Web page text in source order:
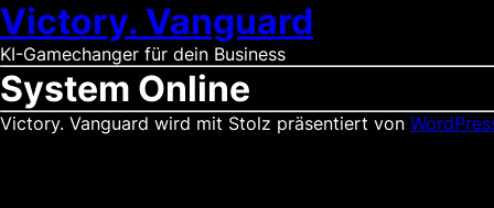
Victory. Vanguard
KI-Gamechanger für dein Business
System Online
Victory. Vanguard wird mit Stolz präsentiert von